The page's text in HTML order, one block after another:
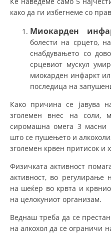
како да ги избегнеме со
Миокарден
болести на срцето,
снабдувањето со
срцевиот мускул
миокарден инфаркт
последица на
Како причина се јавува
зголемен внес на соли,
сиромашна омега 3 масни
што се пушењето и
зголемен крвен притисок и
Физичката активност
активност, во регулирање
на шеќер во крвта и
на целокуниот организам.
Веднаш треба да се
на алкохол да се ограничи